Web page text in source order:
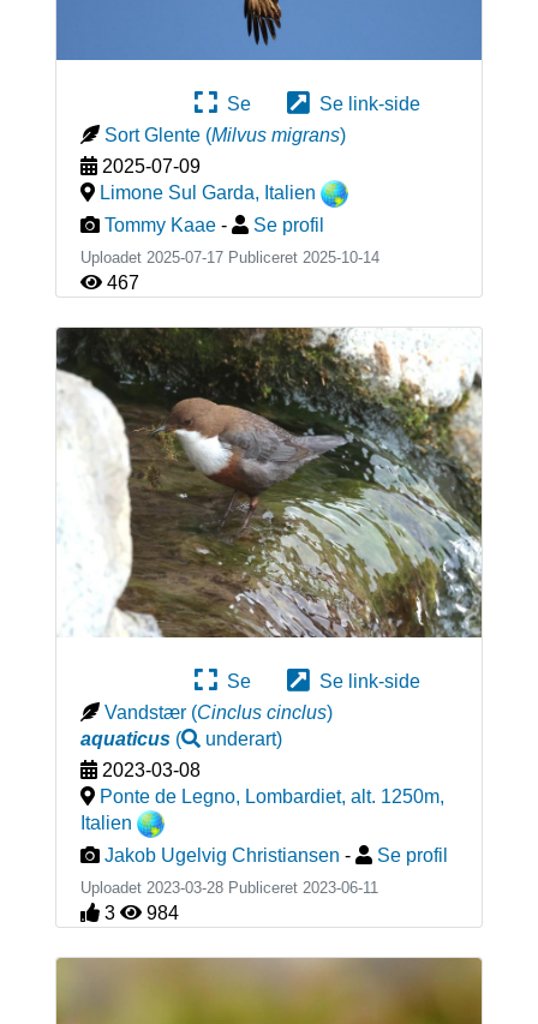
Se
Se link-side
Sort Glente (Milvus migrans)
2025-07-09
Limone Sul Garda, Italien
Tommy Kaae - Se profil
Uploadet 2025-07-17 Publiceret 2025-10-14
467
Se
Se link-side
Vandstær (Cinclus cinclus)
aquaticus( underart)
2023-03-08
Ponte de Legno, Lombardiet, alt. 1250m,
Italien
Jakob Ugelvig Christiansen - Se profil
Uploadet 2023-03-28 Publiceret 2023-06-11
3 984